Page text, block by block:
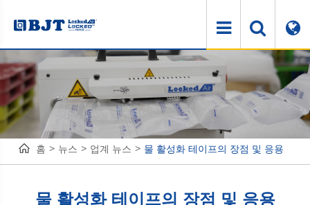
홈 뉴스 업계 뉴스 물 활성화 테이프의 장점 및 응용
물 활성화 테이프의 장점 및 응용